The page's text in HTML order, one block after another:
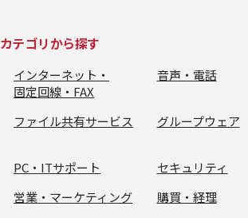
カテゴリから探す
インターネット・
固定回線・FAX
音声・電話
ファイル共有サービス グループウェア
PC・ITサポート
セキュリティ
営業・マーケティング
購買・経理